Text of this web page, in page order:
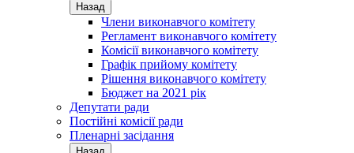
Назад
Члени виконавчого комітету
Регламент виконавчого комітету
Комісії виконавчого комітету
Графік прийому комітету
Рішення виконавчого комітету
Бюджет на 2021 рік
Депутати ради
Постійні комісії ради
Пленарні засідання